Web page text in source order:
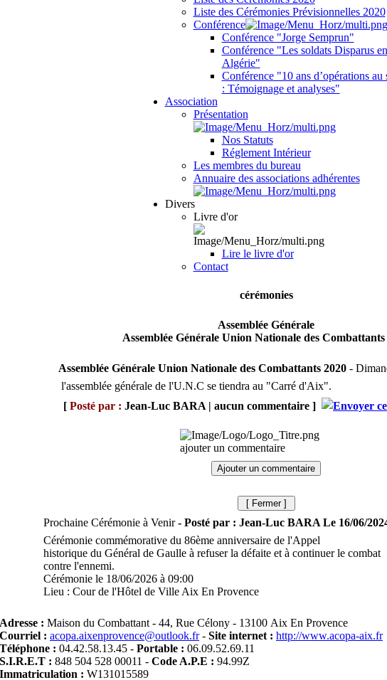
Liste des Cérémonies Prévisionnelles 2020
Conférence
Conférence "Jorge Semprun"
Conférence "Les soldats Disparus en
Algérie"
Conférence "10 ans d’opérations au
: Témoignage et analyses"
Association
Présentation
Nos Statuts
Réglement Intérieur
Les membres du bureau
Annuaire des associations adhérentes
Divers
Livre d'or
Lire le livre d'or
Contact
cérémonies
Assemblée Générale
Assemblée Générale Union Nationale des Combattants
Assemblée Générale Union Nationale des Combattants 2020 -
l'assemblée générale de l'U.N.C se tiendra au "Carré d'Aix".
[ Posté par : Jean-Luc BARA | aucun commentaire ]
ajouter un commentaire
[ Fermer ]
Prochaine Cérémonie à Venir- Posté par : Jean-Luc BARA Le 16/06/
Cérémonie commémorative du 86ème anniversaire de l'Appel
historique du Général de Gaulle à refuser la défaite et à continuer le combat
contre l'ennemi.
Cérémonie le 18/06/2026 à 09:00
Lieu : Cour de l'Hôtel de Ville Aix En Provence
Adresse : Maison du Combattant - 44, Rue Célony - 13100 Aix En Provence
Courriel : acopa.aixenprovence@outlook.fr- Site internet : http://www.acopa-aix.fr
Téléphone : 04.42.58.13.45 - Portable : 06.09.52.69.11
S.I.R.E.T : 848 504 528 00011 - Code A.P.E : 94.99Z
Immatriculation : W131015589